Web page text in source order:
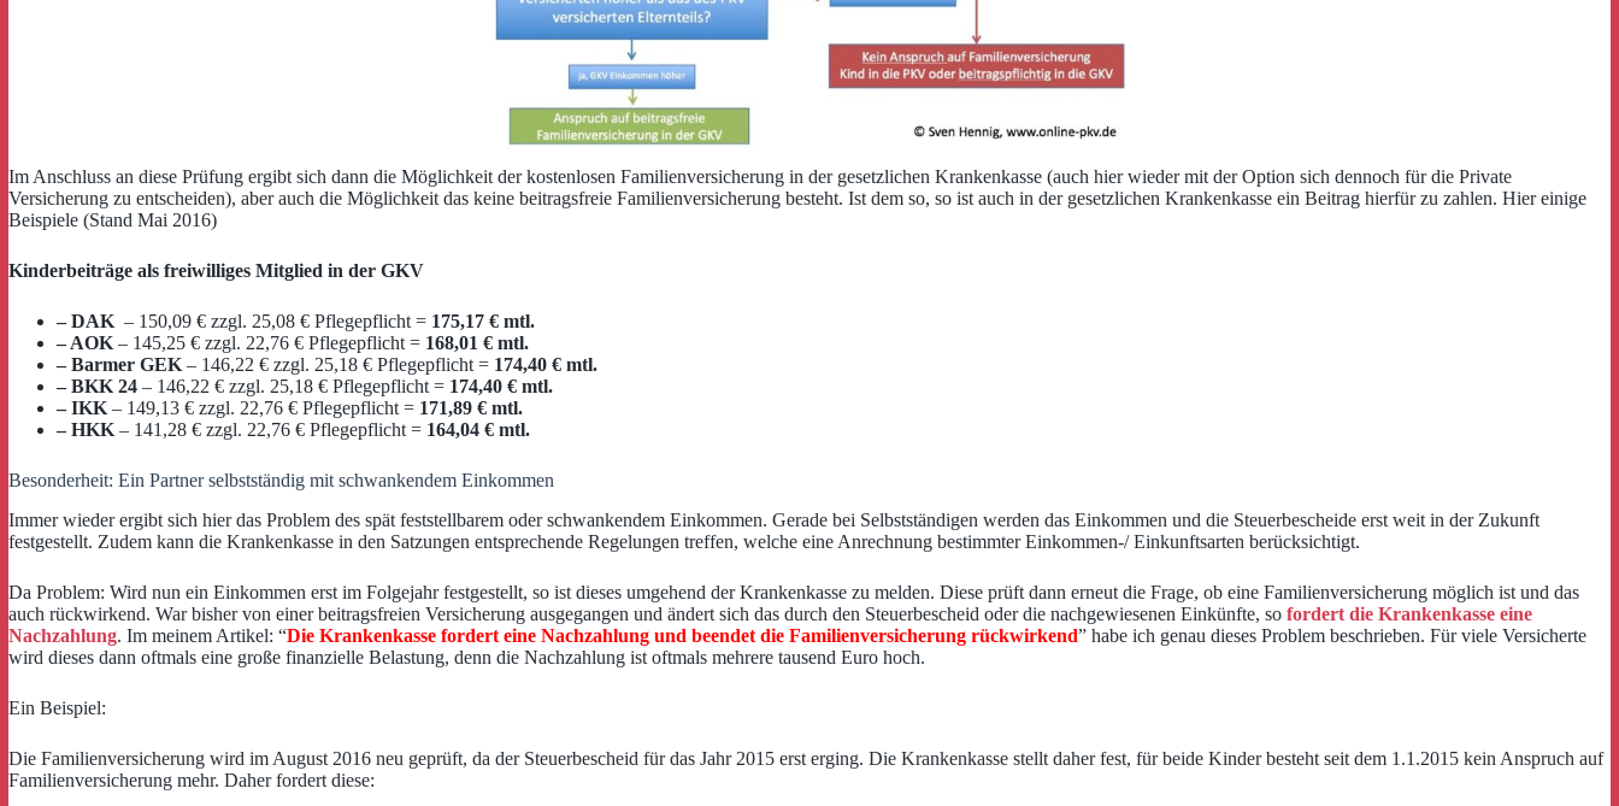
Im Anschluss an diese Prüfung ergibt sich dann die Möglichkeit der kostenlosen Familienversicherung in der gesetzlichen Krankenkasse (auch hier wieder mit der Option sich dennoch für die Private
Versicherung zu entscheiden), aber auch die Möglichkeit das keine beitragsfreie Familienversicherung besteht. Ist dem so, so ist auch in der gesetzlichen Krankenkasse ein Beitrag hierfür zu zahlen. Hier einige
Beispiele (Stand Mai 2016)
Kinderbeiträge als freiwilliges Mitglied in der GKV
– DAK – 150,09 € zzgl. 25,08 € Pflegepflicht = 175,17 € mtl.
– AOK – 145,25 € zzgl. 22,76 € Pflegepflicht = 168,01 € mtl.
– Barmer GEK – 146,22 € zzgl. 25,18 € Pflegepflicht = 174,40 € mtl.
– BKK 24 – 146,22 € zzgl. 25,18 € Pflegepflicht = 174,40 € mtl.
– IKK – 149,13 € zzgl. 22,76 € Pflegepflicht = 171,89 € mtl.
– HKK – 141,28 € zzgl. 22,76 € Pflegepflicht = 164,04 € mtl.
Besonderheit: Ein Partner selbstständig mit schwankendem Einkommen
Immer wieder ergibt sich hier das Problem des spät feststellbarem oder schwankendem Einkommen. Gerade bei Selbstständigen werden das Einkommen und die Steuerbescheide erst weit in der Zukunft
festgestellt. Zudem kann die Krankenkasse in den Satzungen entsprechende Regelungen treffen, welche eine Anrechnung bestimmter Einkommen-/ Einkunftsarten berücksichtigt.
Da Problem: Wird nun ein Einkommen erst im Folgejahr festgestellt, so ist dieses umgehend der Krankenkasse zu melden. Diese prüft dann erneut die Frage, ob eine Familienversicherung möglich ist und das
auch rückwirkend. War bisher von einer beitragsfreien Versicherung ausgegangen und ändert sich das durch den Steuerbescheid oder die nachgewiesenen Einkünfte, so fordert die Krankenkasse eine
Nachzahlung. Im meinem Artikel: “Die Krankenkasse fordert eine Nachzahlung und beendet die Familienversicherung rückwirkend” habe ich genau dieses Problem beschrieben. Für viele Versicherte
wird dieses dann oftmals eine große finanzielle Belastung, denn die Nachzahlung ist oftmals mehrere tausend Euro hoch.
Ein Beispiel:
Die Familienversicherung wird im August 2016 neu geprüft, da der Steuerbescheid für das Jahr 2015 erst erging. Die Krankenkasse stellt daher fest, für beide Kinder besteht seit dem 1.1.2015 kein Anspruch auf
Familienversicherung mehr. Daher fordert diese: